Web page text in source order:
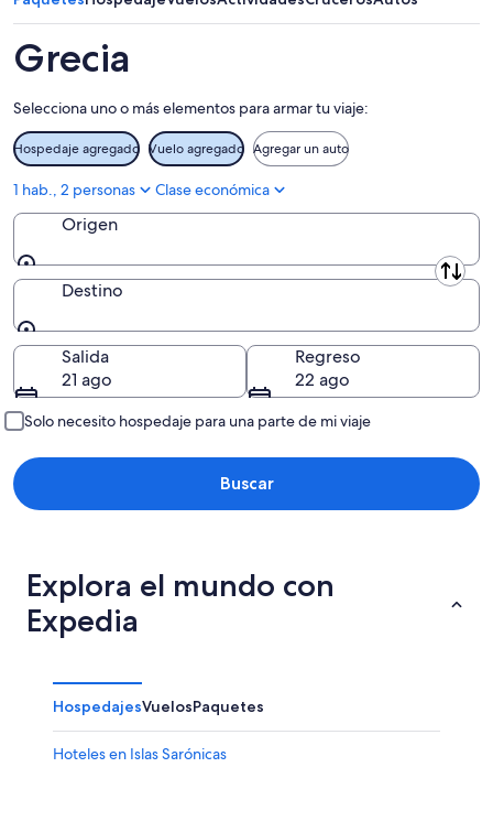
República Monástica del Monte Athos
Región del Peloponeso
Egeo Meridional
Tesalia
Macedonia Occidental
Grecia
Selecciona uno o más elementos para armar tu viaje:
Hospedaje agregado Vuelo agregado Agregar un auto
1 hab., 2 personas Clase económica
Origen
Origen
Destino
Destino
Salida
21 ago
Regreso
22 ago
Solo necesito hospedaje para una parte de mi viaje
Buscar
Explora el mundo con
Expedia
HospedajesVuelosPaquetes
Hoteles en Islas Sarónicas